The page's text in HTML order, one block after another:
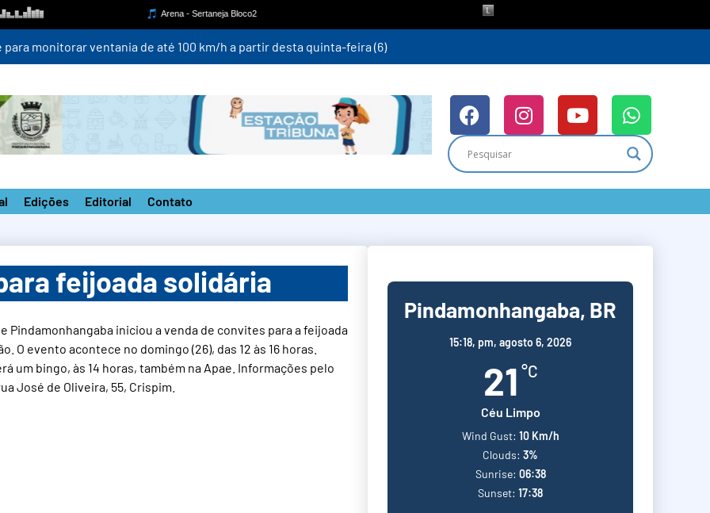
para monitorar ventania de até 100 km/h a partir desta quinta-feira (6)
Edições Editorial Contato
feijoada solidária
Pindamonhangaba iniciou a venda de convites para a feijoada
evento acontece no domingo (26), das 12 às 16 horas.
um bingo, às 14 horas, também na Apae. Informações pelo
José de Oliveira, 55, Crispim.
Pindamonhangaba, BR
15:18, pm, agosto 6, 2026
21 °C
Céu Limpo
Wind Gust: 10 Km/h
Clouds: 3%
Sunrise: 06:38
Sunset: 17:38